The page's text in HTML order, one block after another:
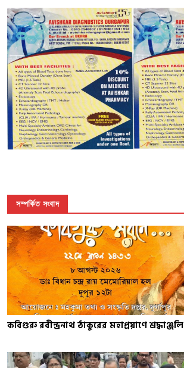
সম্পর্কিত সংবাদ
কবিগুরু রবীন্দ্রনাথ ঠাকুরের মহাপ্রয়াণে শ্রদ্ধাঞ্জলি